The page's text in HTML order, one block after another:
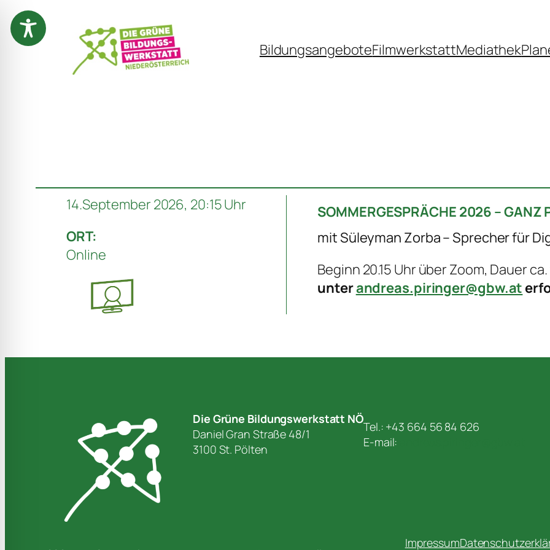
Zum
Inhalt
springen
BildungsangeboteFilmwerkstattMediathek
14.September 2026, 20:15 Uhr
ORT:
Online
SOMMERGESPRÄCHE 2026 – GANZ
mit Süleyman Zorba – Sprecher für
Beginn 20.15 Uhr über Zoom, Dauer
unterandreas.piringer@gbw.at
Die Grüne Bildungswerkstatt NÖ
Daniel Gran Straße 48/1
3100 St. Pölten
Tel.: +43 664 56 84 626
E-mail:
Impressum